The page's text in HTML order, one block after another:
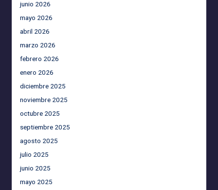
junio 2026
mayo 2026
abril 2026
marzo 2026
febrero 2026
enero 2026
diciembre 2025
noviembre 2025
octubre 2025
septiembre 2025
agosto 2025
julio 2025
junio 2025
mayo 2025